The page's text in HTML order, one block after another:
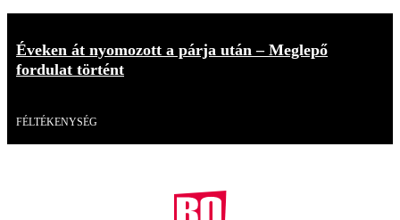
Éveken át nyomozott a párja után – Meglepő
fordulat történt
FÉLTÉKENYSÉG